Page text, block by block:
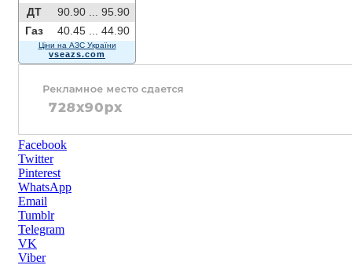
ДТ
90.90 ...
95.90
Газ
40.45 ... 44.90
Ціни на АЗС України
vseazs.com
Facebook
Twitter
Pinterest
WhatsApp
Email
Tumblr
Telegram
VK
Viber